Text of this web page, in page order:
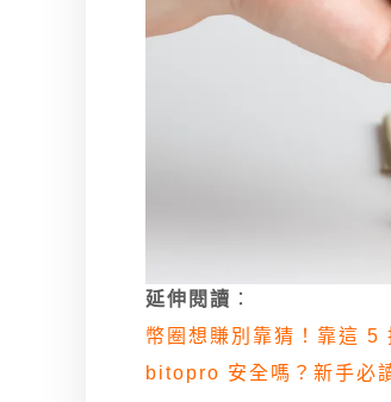
延伸閱讀 ：
幣圈想賺別靠猜！靠這 5
bitopro 安全嗎？新手必